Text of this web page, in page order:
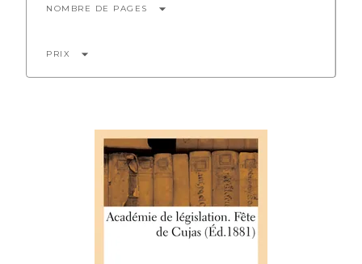
NOMBRE DE PAGES arrow_drop_down
PRIX arrow_drop_down